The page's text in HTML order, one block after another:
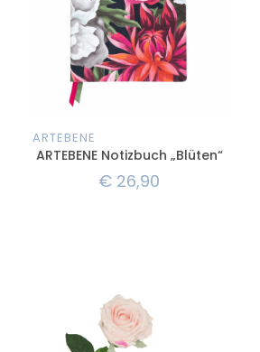
ARTEBENE
ARTEBENE Notizbuch „Blüten“
€ 26,90